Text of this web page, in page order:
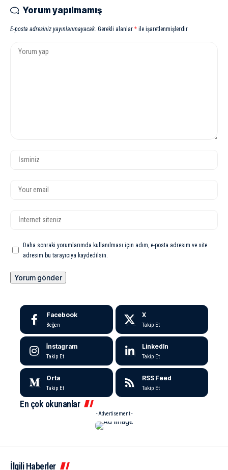
Yorum yapılmamış
E-posta adresiniz yayınlanmayacak. Gerekli alanlar * ile işaretlenmişlerdir
Daha sonraki yorumlarımda kullanılması için adım, e-posta adresim ve site
adresim bu tarayıcıya kaydedilsin.
Facebook
Beğen
X
Takip Et
İnstagram
Takip Et
LinkedIn
Takip Et
Orta
Takip Et
RSS Feed
Takip Et
En çok okunanlar
- Advertisement -
İlgili Haberler